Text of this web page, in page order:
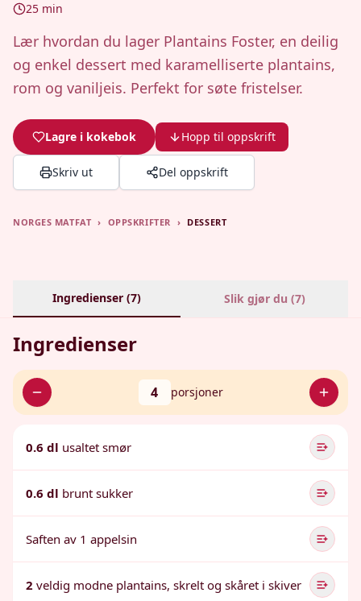
25 min
Lær hvordan du lager Plantains Foster, en deilig
og enkel dessert med karamelliserte plantains,
rom og vaniljeis. Perfekt for søte fristelser.
Lagre i kokebok Hopp til oppskrift
Skriv ut Del oppskrift
NORGES MATFAT › OPPSKRIFTER › DESSERT
Ingredienser (7) Slik gjør du (7)
Ingredienser
4 porsjoner
0.6 dl usaltet smør
0.6 dl brunt sukker
Saften av 1 appelsin
2 veldig modne plantains, skrelt og skåret i skiver